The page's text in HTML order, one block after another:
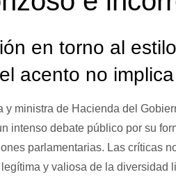
en torno al
acento no
y ministra de Hacienda del
intenso debate público por su
parlamentarias. Las críticas
y valiosa de la